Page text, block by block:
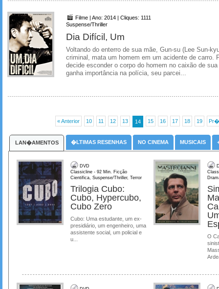
Filme | Ano: 2014 | Cliques: 1111
Suspense/Thriller
Dia Difícil, Um
Voltando do enterro de sua mãe, Gun-su (Lee Sun-
criminal, mata um homem em um acidente de carro.
decide esconder o corpo do homem no caixão de
ganha importância na polícia, seu parcei...
« Anterior 10 11 12 13 14 15 16 17 18 19
LAN�AMENTOS �LTIMAS RESENHAS NO CINEMA MUSICAIS
DVD
Classicline - 92 Min. Ficção
Cientifica, Suspense/Thriller, Terror
Trilogia Cubo:
Cubo, Hypercubo,
Cubo Zero
Cubo: Uma estudante, um ex-
presidiário, um engenheiro, uma
assistente social, um policial e
u...
O